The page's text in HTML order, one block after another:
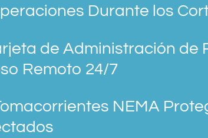
Durante los
de Administración de
Remoto 24/7
NEMA